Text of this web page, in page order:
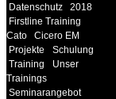
Datenschutz
2018
Firstline Training
Cato
Cicero EM
Projekte
Schulung
Training
Unser
Trainings
Seminarangebot